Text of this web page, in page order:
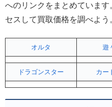
へのリンクをまとめていま
セスして買取価格を調べよう
オルタ 遊
ドラゴンスター カー